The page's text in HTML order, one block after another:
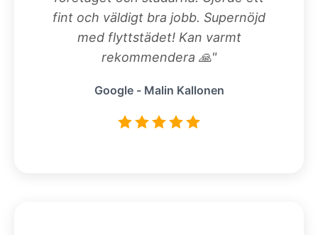
fint och väldigt bra jobb. Supernöjd
med flyttstädet! Kan varmt
rekommendera 🙏"
Google - Malin Kallonen